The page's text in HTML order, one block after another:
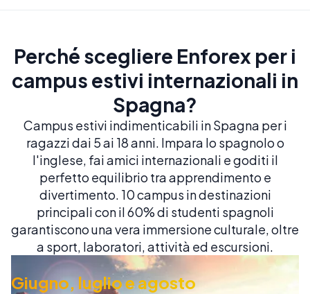
Perché scegliere Enforex per i
campus estivi internazionali in
Spagna?
Campus estivi indimenticabili in Spagna per i
ragazzi dai 5 ai 18 anni. Impara lo spagnolo o
l'inglese, fai amici internazionali e goditi il
perfetto equilibrio tra apprendimento e
divertimento. 10 campus in destinazioni
principali con il 60% di studenti spagnoli
garantiscono una vera immersione culturale, oltre
a sport, laboratori, attività ed escursioni.
Giugno, luglio e agosto